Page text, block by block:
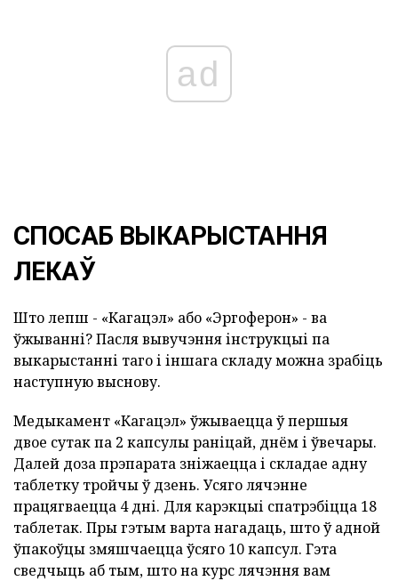
ad
СПОСАБ ВЫКАРЫСТАННЯ
ЛЕКАЎ
Што лепш - «Кагацэл» або «Эргоферон» - ва
ўжыванні? Пасля вывучэння інструкцыі па
выкарыстанні таго і іншага складу можна зрабіць
наступную выснову.
Медыкамент «Кагацэл» ўжываецца ў першыя
двое сутак па 2 капсулы раніцай, днём і ўвечары.
Далей доза прэпарата зніжаецца і складае адну
таблетку тройчы ў дзень. Усяго лячэнне
працягваецца 4 дні. Для карэкцыі спатрэбіцца 18
таблетак. Пры гэтым варта нагадаць, што ў адной
ўпакоўцы змяшчаецца ўсяго 10 капсул. Гэта
сведчыць аб тым, што на курс лячэння вам